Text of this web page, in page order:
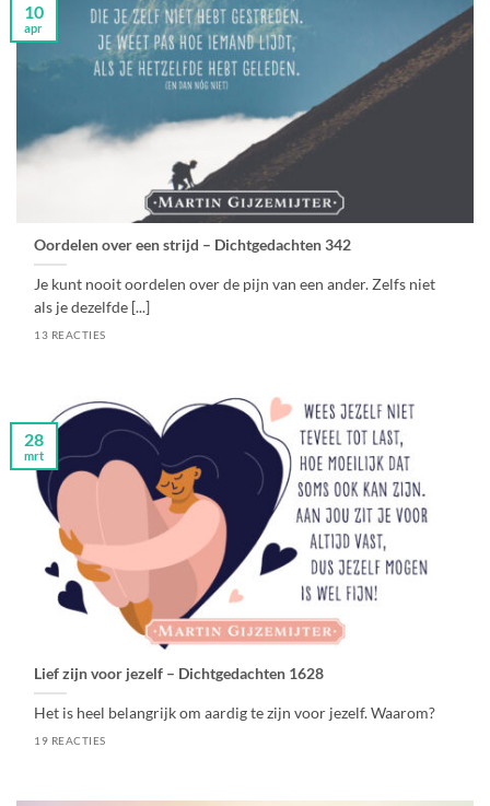
Oordelen over een strijd – Dichtgedachten 342
Je kunt nooit oordelen over de pijn van een ander. Zelfs niet
als je dezelfde [...]
13 REACTIES
10
apr
Lief zijn voor jezelf – Dichtgedachten 1628
Het is heel belangrijk om aardig te zijn voor jezelf. Waarom?
19 REACTIES
28
mrt